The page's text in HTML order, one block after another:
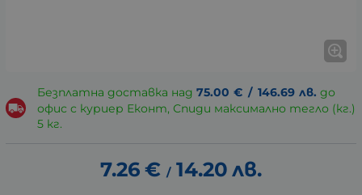
Безплатна доставка над 75.00 € / 146.69 лв. до
офис с куриер Еконт, Спиди максимално тегло (кг.)
5 кг.
7.26 € / 14.20 лв.